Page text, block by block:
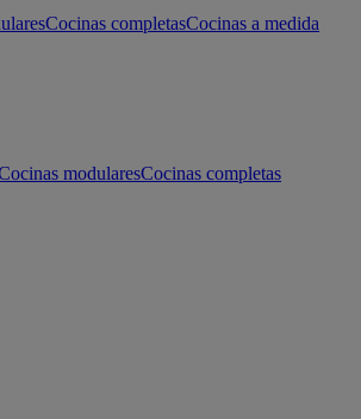
Cocinas completasCocinas a medida
modularesCocinas completas